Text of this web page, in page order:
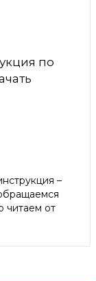
по
–
читаем от